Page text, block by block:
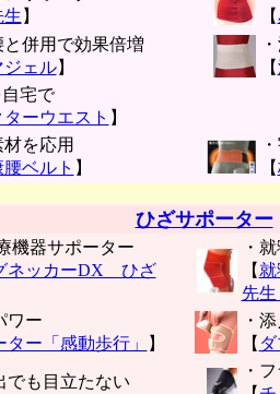
生 】
【
と併用で効果倍増
ジェル】
【
自宅で
ーウエスト 】
材を応用
ベルト 】
【
ひざサポーター
機器サポーター
ネッカーDX ひざ
・
【
先生
ワー
ー「感動歩行」 】
・
【
でも目立たない
・